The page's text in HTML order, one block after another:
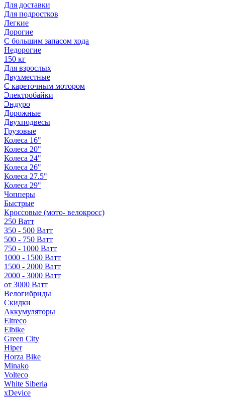
Для доставки
Для подростков
Легкие
Дорогие
С большим запасом хода
Недорогие
150 кг
Для взрослых
Двухместные
С кареточным мотором
Электробайки
Эндуро
Дорожные
Двухподвесы
Грузовые
Колеса 16"
Колеса 20"
Колеса 24"
Колеса 26"
Колеса 27.5"
Колеса 29"
Чопперы
Быстрые
Кроссовые (мото- велокросс)
250 Ватт
350 - 500 Ватт
500 - 750 Ватт
750 - 1000 Ватт
1000 - 1500 Ватт
1500 - 2000 Ватт
2000 - 3000 Ватт
от 3000 Ватт
Велогибриды
Скидки
Аккумуляторы
Eltreco
Elbike
Green City
Hiper
Horza Bike
Minako
Volteco
White Siberia
xDevice